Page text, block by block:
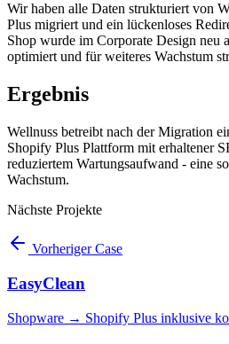
Wir haben alle Daten strukturiert von
Plus migriert und ein lückenloses
Shop wurde im Corporate Design neu
optimiert und für weiteres Wachstum
Ergebnis
Wellnuss betreibt nach der Migration
Shopify Plus Plattform mit erhaltener
reduziertem Wartungsaufwand - eine
Wachstum.
Nächste Projekte
Vorheriger Case
EasyClean
Shopware → Shopify Plus inklusive